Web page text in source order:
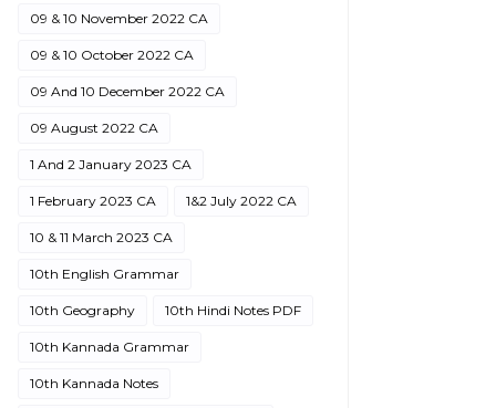
09 & 10 November 2022 CA
09 & 10 October 2022 CA
09 And 10 December 2022 CA
09 August 2022 CA
1 And 2 January 2023 CA
1 February 2023 CA 1&2 July 2022 CA
10 & 11 March 2023 CA
10th English Grammar
10th Geography 10th Hindi Notes PDF
10th Kannada Grammar
10th Kannada Notes